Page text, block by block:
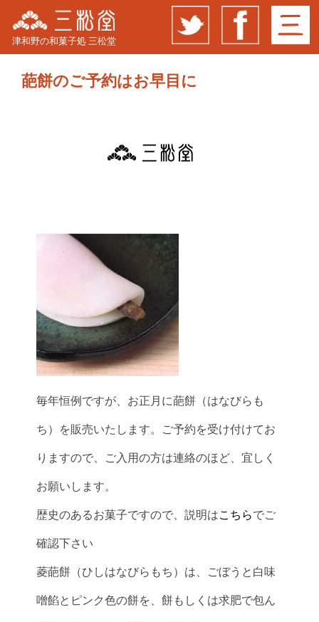
津和野の和菓子処 三松堂
葩餅のご予約はお早目に
毎年恒例ですが、お正月に葩餅（はなびらも
ち）を販売いたします。ご予約を受け付けてお
りますので、ご入用の方は連絡のほど、宜しく
お願いします。
歴史のあるお菓子ですので、説明はこちらでご
確認下さい
菱葩餅（ひしはなびらもち）は、ごぼうと白味
噌餡とピンク色の餅を、餅もしくは求肥で包ん